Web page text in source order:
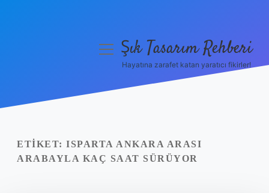
Yasal Uyarı
menüyüŞık Tasarım Rehberi
Hayatına zarafet katan yaratıcı fikirler!
ETIKET: ISPARTA ANKARA ARASI
ARABAYLA KAÇ SAAT SÜRÜYOR